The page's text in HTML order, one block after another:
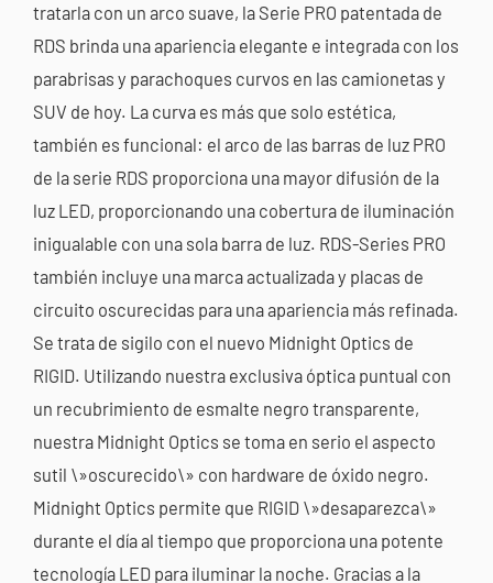
tratarla con un arco suave, la Serie PRO patentada de
RDS brinda una apariencia elegante e integrada con los
parabrisas y parachoques curvos en las camionetas y
SUV de hoy. La curva es más que solo estética,
también es funcional: el arco de las barras de luz PRO
de la serie RDS proporciona una mayor difusión de la
luz LED, proporcionando una cobertura de iluminación
inigualable con una sola barra de luz. RDS-Series PRO
también incluye una marca actualizada y placas de
circuito oscurecidas para una apariencia más refinada.
Se trata de sigilo con el nuevo Midnight Optics de
RIGID. Utilizando nuestra exclusiva óptica puntual con
un recubrimiento de esmalte negro transparente,
nuestra Midnight Optics se toma en serio el aspecto
sutil \»oscurecido\» con hardware de óxido negro.
Midnight Optics permite que RIGID \»desaparezca\»
durante el día al tiempo que proporciona una potente
tecnología LED para iluminar la noche. Gracias a la